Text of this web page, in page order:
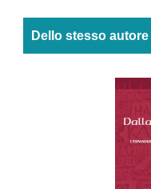
Dello stesso autore